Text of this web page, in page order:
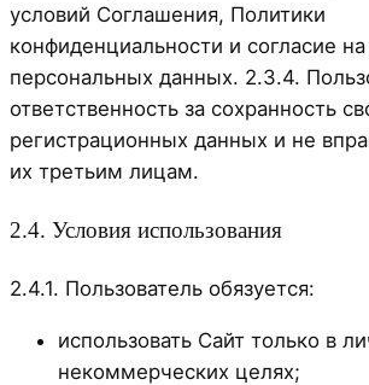
условий Соглашения, Политики
конфиденциальности и согласие
персональных данных. 2.3.4.
ответственность за сохранность
регистрационных данных и не
их третьим лицам.
2.4. Условия использования
2.4.1. Пользователь обязуется:
использовать Сайт только в
некоммерческих целях;